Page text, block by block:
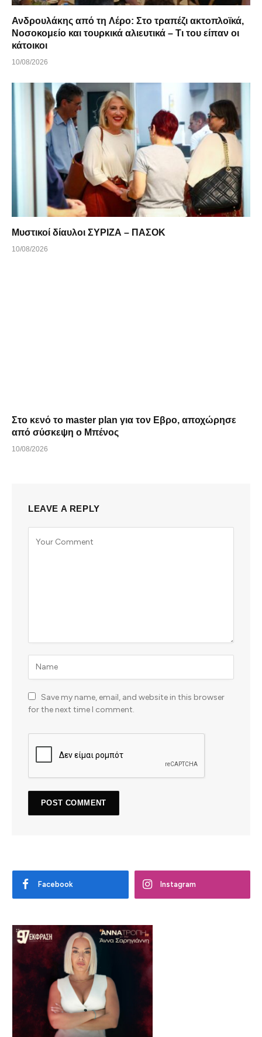
Ανδρουλάκης από τη Λέρο: Στο τραπέζι ακτοπλοϊκά,
Νοσοκομείο και τουρκικά αλιευτικά – Τι του είπαν οι
κάτοικοι
10/08/2026
Μυστικοί δίαυλοι ΣΥΡΙΖΑ – ΠΑΣΟΚ
10/08/2026
Στο κενό το master plan για τον Εβρο, αποχώρησε
από σύσκεψη ο Μπένος
10/08/2026
LEAVE A REPLY
Save my name, email, and website in this browser
for the next time I comment.
Facebook Instagram